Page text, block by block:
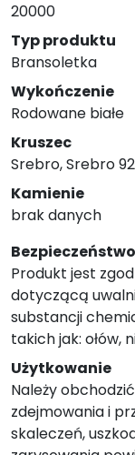
20000
Typ produktu
Bransoletka
Wykończenie
Rodowane białe
Kruszec
Srebro, Srebro
Kamienie
brak danych
Produkt jest
dotyczącą
substancji
takich jak: ołów,
Użytkowanie
Należy
zdejmowania i
skaleczeń,